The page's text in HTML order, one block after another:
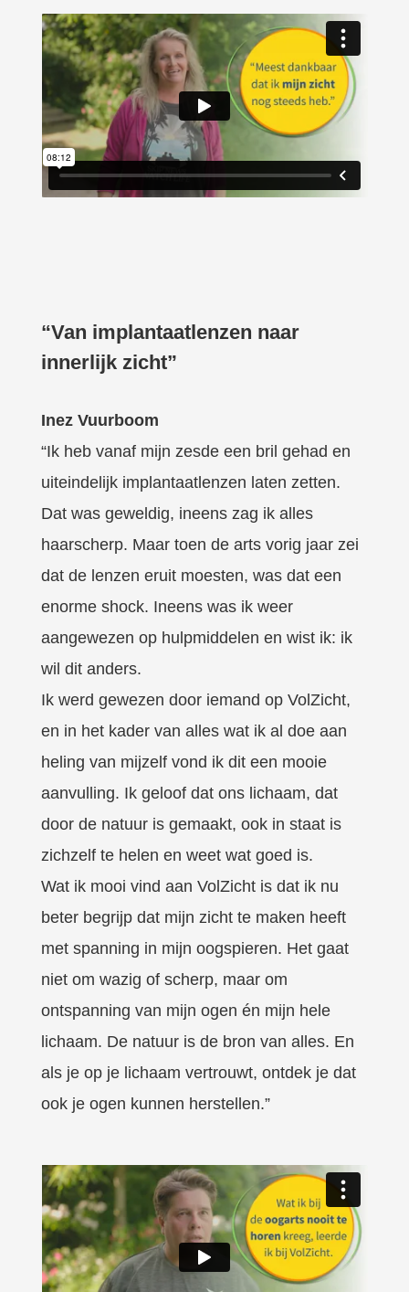
“Van implantaatlenzen naar
innerlijk zicht”
Inez Vuurboom
“Ik heb vanaf mijn zesde een bril gehad en
uiteindelijk implantaatlenzen laten zetten.
Dat was geweldig, ineens zag ik alles
haarscherp. Maar toen de arts vorig jaar zei
dat de lenzen eruit moesten, was dat een
enorme shock. Ineens was ik weer
aangewezen op hulpmiddelen en wist ik: ik
wil dit anders.
Ik werd gewezen door iemand op VolZicht,
en in het kader van alles wat ik al doe aan
heling van mijzelf vond ik dit een mooie
aanvulling. Ik geloof dat ons lichaam, dat
door de natuur is gemaakt, ook in staat is
zichzelf te helen en weet wat goed is.
Wat ik mooi vind aan VolZicht is dat ik nu
beter begrijp dat mijn zicht te maken heeft
met spanning in mijn oogspieren. Het gaat
niet om wazig of scherp, maar om
ontspanning van mijn ogen én mijn hele
lichaam. De natuur is de bron van alles. En
als je op je lichaam vertrouwt, ontdek je dat
ook je ogen kunnen herstellen.”